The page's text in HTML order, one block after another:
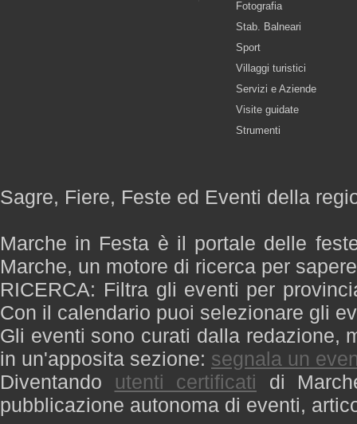
Fotografia
Stab. Balneari
Sport
Villaggi turistici
Servizi e Aziende
Visite guidate
Strumenti
Sagre, Fiere, Feste ed Eventi della
Marche in Festa è il portale delle
Marche, un motore di ricerca per
RICERCA: Filtra gli eventi per
Con il calendario puoi selezionare gli
Gli eventi sono curati dalla redazione,
in un'apposita sezione: segnala un
Diventando utenti certificati di
pubblicazione autonoma di eventi,